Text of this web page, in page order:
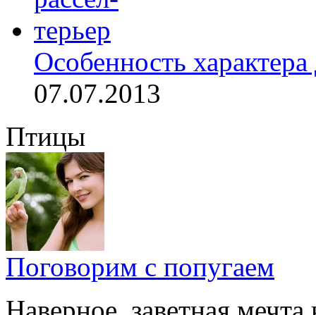
Особенность
07.07.2013
Птицы
Поговорим с попугаем